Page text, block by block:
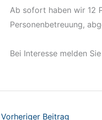
Ab sofort haben wir 12
Personenbetreuung,
Bei Interesse melden
Vorheriger Beitrag